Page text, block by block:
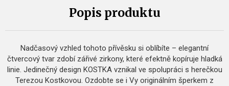
Popis produktu
Nadčasový vzhled tohoto přívěsku si oblíbíte – elegantní
čtvercový tvar zdobí zářivé zirkony, které efektně kopíruje hladká
linie. Jedinečný design KOSTKA vznikal ve spolupráci s herečkou
Terezou Kostkovou. Ozdobte se i Vy originálním šperkem z